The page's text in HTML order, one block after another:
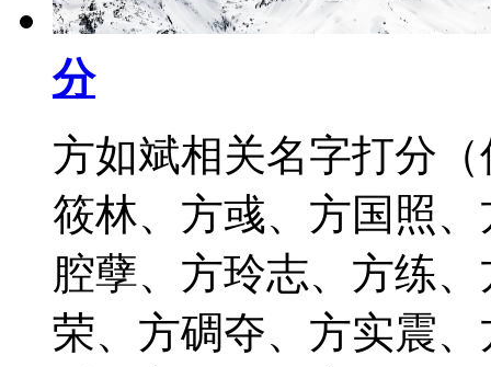
分
方如斌相关名字打分
筱林、方彧、方国照
腔孽、方玲志、方练
荣、方碉夺、方实震